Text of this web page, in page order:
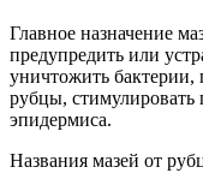
Главное назначение
предупредить или
уничтожить бактерии,
рубцы, стимулировать
эпидермиса.
Названия мазей от